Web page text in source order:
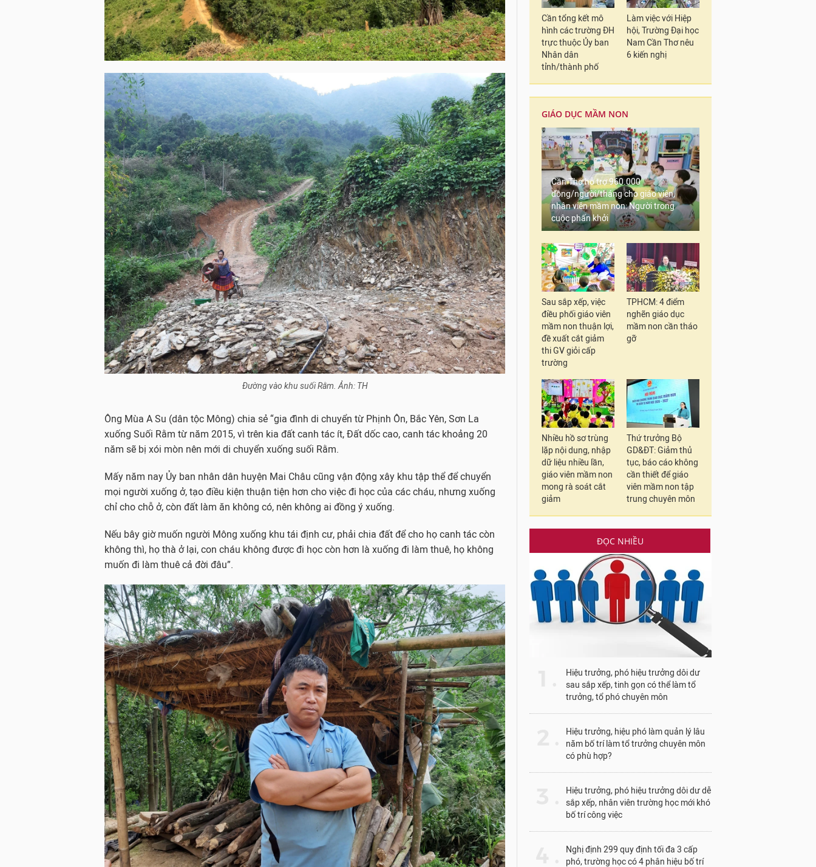
Đường vào khu suối Rằm. Ảnh: TH
Ông Mùa A Su (dân tộc Mông) chia sẻ “gia đình di chuyển từ Phịnh Ôn, Bắc Yên, Sơn La
xuống Suối Rằm từ năm 2015, vì trên kia đất canh tác ít, Đất dốc cao, canh tác khoảng 20
năm sẽ bị xói mòn nên mới di chuyển xuống suối Rằm.
Mấy năm nay Ủy ban nhân dân huyện Mai Châu cũng vận động xây khu tập thể để chuyển
mọi người xuống ở, tạo điều kiện thuận tiện hơn cho việc đi học của các cháu, nhưng xuống
chỉ cho chỗ ở, còn đất làm ăn không có, nên không ai đồng ý xuống.
Nếu bây giờ muốn người Mông xuống khu tái định cư, phải chia đất để cho họ canh tác còn
không thì, họ thà ở lại, con cháu không được đi học còn hơn là xuống đi làm thuê, họ không
muốn đi làm thuê cả đời đâu”.
Cần tổng kết mô
hình các trường ĐH
trực thuộc Ủy ban
Nhân dân
tỉnh/thành phố
Làm việc với Hiệp
hội, Trường Đại học
Nam Cần Thơ nêu
6 kiến nghị
GIÁO DỤC MẦM NON
Cần Thơ hỗ trợ 960.000
đồng/người/tháng cho giáo viên,
nhân viên mầm non: Người trong
cuộc phấn khởi
Sau sắp xếp, việc
điều phối giáo viên
mầm non thuận lợi,
đề xuất cắt giảm
thi GV giỏi cấp
trường
TPHCM: 4 điểm
nghẽn giáo dục
mầm non cần tháo
gỡ
Nhiều hồ sơ trùng
lặp nội dung, nhập
dữ liệu nhiều lần,
giáo viên mầm non
mong rà soát cắt
giảm
Thứ trưởng Bộ
GD&ĐT: Giảm thủ
tục, báo cáo không
cần thiết để giáo
viên mầm non tập
trung chuyên môn
ĐỌC NHIỀU
Hiệu trưởng, phó hiệu trưởng dôi dư
sau sắp xếp, tinh gọn có thể làm tổ
trưởng, tổ phó chuyên môn
Hiệu trưởng, hiệu phó làm quản lý lâu
năm bố trí làm tổ trưởng chuyên môn
có phù hợp?
Hiệu trưởng, phó hiệu trưởng dôi dư dễ
sắp xếp, nhân viên trường học mới khó
bố trí công việc
Nghị định 299 quy định tối đa 3 cấp
phó, trường học có 4 phân hiệu bố trí